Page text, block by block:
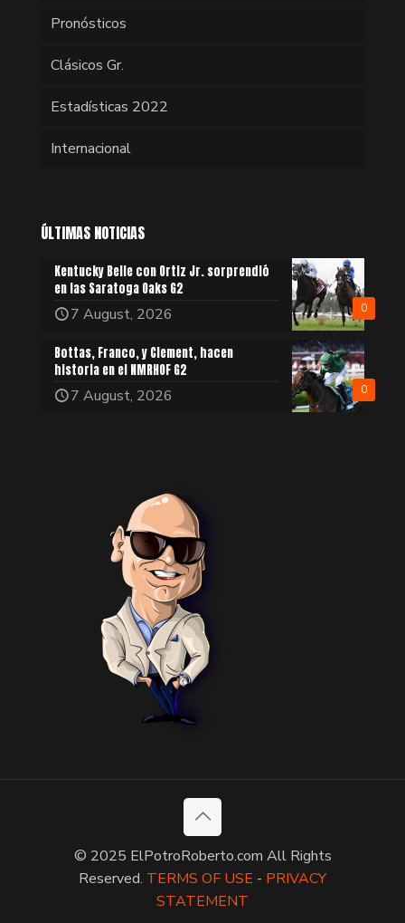
Pronósticos
Clásicos Gr.
Estadísticas 2022
Internacional
ÚLTIMAS NOTICIAS
0
Kentucky Belle con Ortiz Jr. sorprendió
en las Saratoga Oaks G2
7 August, 2026
0
Bottas, Franco, y Clement, hacen
historia en el NMRHOF G2
7 August, 2026
© 2025 ElPotroRoberto.com All Rights
Reserved. TERMS OF USE - PRIVACY
STATEMENT